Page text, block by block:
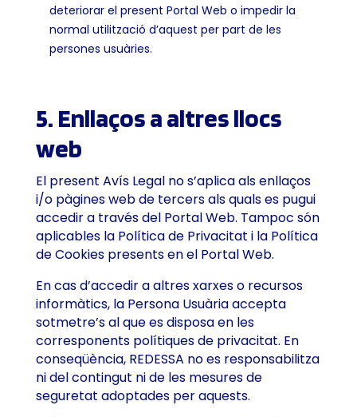
deteriorar el present Portal Web o impedir la
normal utilització d’aquest per part de les
persones usuàries.
5. Enllaços a altres llocs
web
El present Avís Legal no s’aplica als enllaços
i/o pàgines web de tercers als quals es pugui
accedir a través del Portal Web. Tampoc són
aplicables la Política de Privacitat i la Política
de Cookies presents en el Portal Web.
En cas d’accedir a altres xarxes o recursos
informàtics, la Persona Usuària accepta
sotmetre’s al que es disposa en les
corresponents polítiques de privacitat. En
conseqüència, REDESSA no es responsabilitza
ni del contingut ni de les mesures de
seguretat adoptades per aquests.